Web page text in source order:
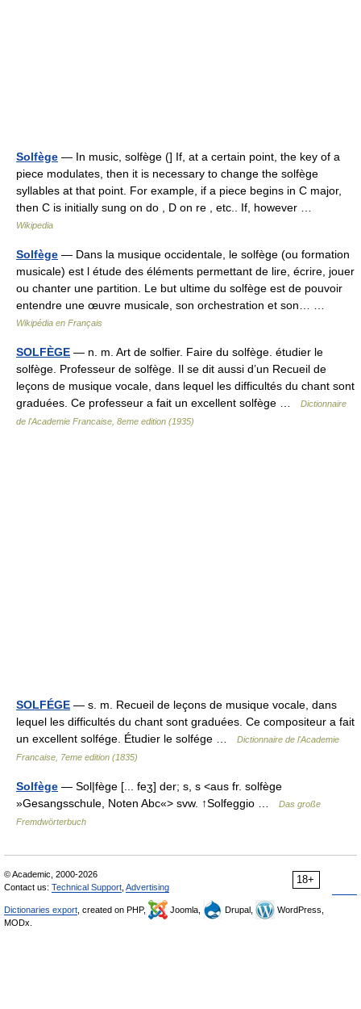
Solfège — In music, solfège (] If, at a certain point, the key of a
piece modulates, then it is necessary to change the solfège
syllables at that point. For example, if a piece begins in C major,
then C is initially sung on do , D on re , etc.. If, however …
Wikipedia
Solfège — Dans la musique occidentale, le solfège (ou formation
musicale) est l étude des éléments permettant de lire, écrire, jouer
ou chanter une partition. Le but ultime du solfège est de pouvoir
entendre une œuvre musicale, son orchestration et son… …
Wikipédia en Français
SOLFÈGE — n. m. Art de solfier. Faire du solfège. étudier le
solfège. Professeur de solfège. Il se dit aussi d’un Recueil de
leçons de musique vocale, dans lequel les difficultés du chant sont
graduées. Ce professeur a fait un excellent solfège …
Dictionnaire
de l'Academie Francaise, 8eme edition (1935)
SOLFÉGE — s. m. Recueil de leçons de musique vocale, dans
lequel les difficultés du chant sont graduées. Ce compositeur a fait
un excellent solfége. Étudier le solfége …
Dictionnaire de l'Academie
Francaise, 7eme edition (1835)
Solfège — Sol|fège [... feʒ] der; s, s <aus fr. solfège
»Gesangsschule, Noten Abc«> svw. ↑Solfeggio …
Das große
Fremdwörterbuch
18+
© Academic, 2000-2026
Contact us: Technical Support Advertising
Dictionaries export , created on PHP, Joomla, Drupal,
WordPress,
MODx.